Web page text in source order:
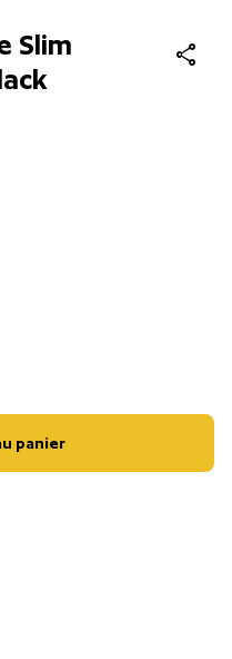
Slim
share
pour
la quantité pour
panier